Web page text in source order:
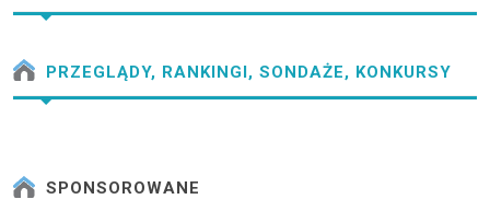
PRZEGLĄDY, RANKINGI, SONDAŻE, KONKURSY
SPONSOROWANE